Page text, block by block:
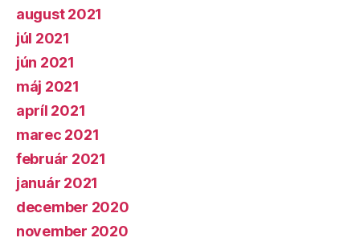
august 2021
júl 2021
jún 2021
máj 2021
apríl 2021
marec 2021
február 2021
január 2021
december 2020
november 2020